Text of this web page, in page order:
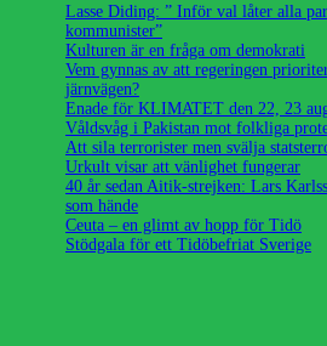
Lasse Diding: ” Inför val låter alla
kommunister”
Kulturen är en fråga om demokrati
Vem gynnas av att regeringen
järnvägen?
Enade för KLIMATET den 22, 23
Våldsvåg i Pakistan mot folkliga
Att sila terrorister men svälja
Urkult visar att vänlighet fungerar
40 år sedan Aitik-strejken: Lars
som hände
Ceuta – en glimt av hopp för Tidö
Stödgala för ett Tidöbefriat Sverige